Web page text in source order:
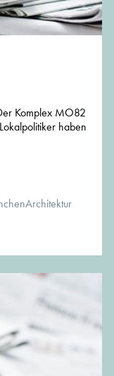
Komplex MO82
haben